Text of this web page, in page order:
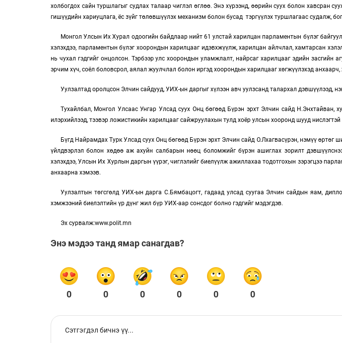
холбогдох сайн туршлагыг судлах талаар чиглэл өглөө. Энэ хүрээнд, өөрийн суух болон хавсран
гишүүдийн хариуцлага, ёс зүйг төлөвшүүлэх механизм болон бусад тэргүүлэх туршлагаас судалж,
Монгол Улсын Их Хурал одоогийн байдлаар нийт 61 улстай харилцан парламентын бүлэг
хэлэхдээ, парламентын бүлэг хоорондын харилцааг идэвхжүүлж, харилцан айлчлал, хамтарсан
нь чухал гэдгийг онцолсон. Тэрбээр улс хоорондын уламжлалт, найрсаг харилцааг эдийн засгийн
эрчим хүч, соёл боловсрол, аялал жуулчлал болон иргэд хоорондын харилцааг хөгжүүлэхэд
Уулзалтад оролцсон Элчин сайдууд, УИХ-ын даргыг хүлээн авч уулзсанд талархал дэвшүүлээд,
Тухайлбал, Монгол Улсаас Унгар Улсад суух Онц бөгөөд Бүрэн эрхт Элчин сайд Н.Энхтайван,
илэрхийлээд, тээвэр ложистикийн харилцааг сайжруулахын тулд хоёр улсын хооронд шууд
Бүгд Найрамдах Турк Улсад суух Онц бөгөөд Бүрэн эрхт Элчин сайд О.Лхагвасүрэн, нэмүү өртөг
үйлдвэрлэл болон хөдөө аж ахуйн салбарын нөөц боломжийг бүрэн ашиглах зорилт
хэлэхдээ, Улсын Их Хурлын даргын үүрэг, чиглэлийг биелүүлж ажиллахаа тодотгохын зэрэгцээ
анхаарна хэмээв.
Уулзалтын төгсгөлд УИХ-ын дарга С.Бямбацогт, гадаад улсад суугаа Элчин сайдын яам,
хэмжээний биелэлтийн үр дүнг жил бүр УИХ-аар сонсдог болно гэдгийг мэдэгдэв.
Эх сурвалж:www.polit.mn
Энэ мэдээ танд ямар санагдав?
0 0 0 0 0 0